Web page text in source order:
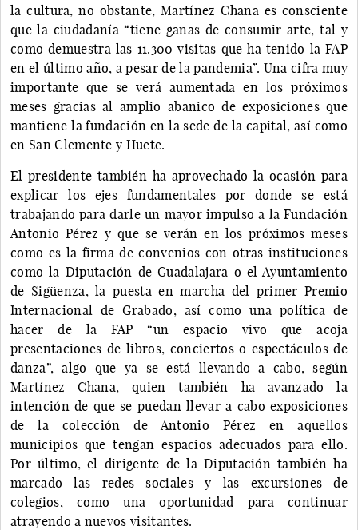
la cultura, no obstante, Martínez Chana es consciente
que la ciudadanía “tiene ganas de consumir arte, tal y
como demuestra las 11.300 visitas que ha tenido la FAP
en el último año, a pesar de la pandemia”. Una cifra muy
importante que se verá aumentada en los próximos
meses gracias al amplio abanico de exposiciones que
mantiene la fundación en la sede de la capital, así como
en San Clemente y Huete.
El presidente también ha aprovechado la ocasión para
explicar los ejes fundamentales por donde se está
trabajando para darle un mayor impulso a la Fundación
Antonio Pérez y que se verán en los próximos meses
como es la firma de convenios con otras instituciones
como la Diputación de Guadalajara o el Ayuntamiento
de Sigüenza, la puesta en marcha del primer Premio
Internacional de Grabado, así como una política de
hacer de la FAP “un espacio vivo que acoja
presentaciones de libros, conciertos o espectáculos de
danza”, algo que ya se está llevando a cabo, según
Martínez Chana, quien también ha avanzado la
intención de que se puedan llevar a cabo exposiciones
de la colección de Antonio Pérez en aquellos
municipios que tengan espacios adecuados para ello.
Por último, el dirigente de la Diputación también ha
marcado las redes sociales y las excursiones de
colegios, como una oportunidad para continuar
atrayendo a nuevos visitantes.